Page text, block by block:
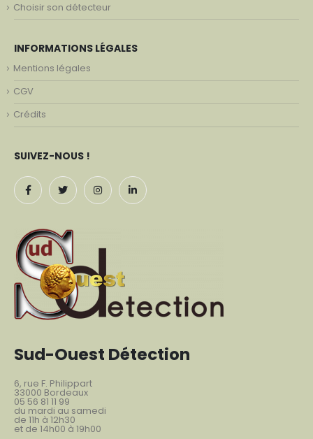
Choisir son détecteur
INFORMATIONS LÉGALES
Mentions légales
CGV
Crédits
SUIVEZ-NOUS !
Sud-Ouest Détection
6, rue F. Philippart
33000 Bordeaux
05 56 81 11 99
du mardi au samedi
de 11h à 12h30
et de 14h00 à 19h00